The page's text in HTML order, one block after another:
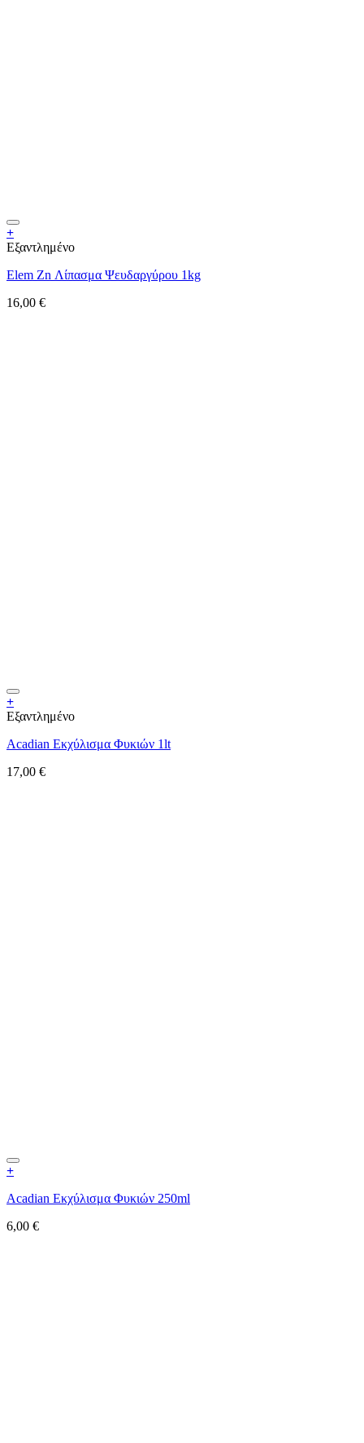
+
Εξαντλημένο
Elem Zn Λίπασμα Ψευδαργύρου 1kg
16,00 €
+
Εξαντλημένο
Acadian Εκχύλισμα Φυκιών 1lt
17,00 €
+
Acadian Εκχύλισμα Φυκιών 250ml
6,00 €